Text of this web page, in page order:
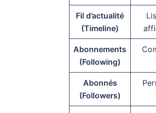
Fil d’actualité
(Timeline)
Abonnements
(Following)
Abonnés
(Followers)